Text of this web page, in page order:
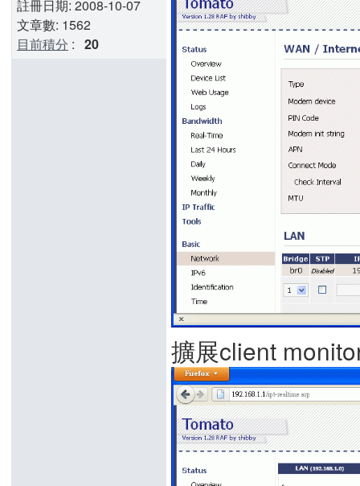
註冊日期: 2008-10-07
文章數: 1562
目前積分 : 20
擴展client